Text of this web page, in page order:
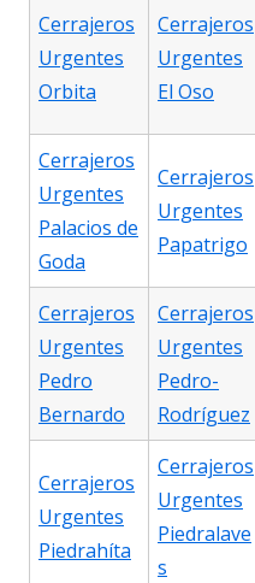
Cerrajeros
Urgentes
Orbita
Cerrajeros
Urgentes
El Oso
Cerrajeros
Urgentes
Palacios de
Goda
Cerrajeros
Urgentes
Papatrigo
Cerrajeros
Urgentes
Pedro
Bernardo
Cerrajeros
Urgentes
Pedro-
Rodríguez
Cerrajeros
Urgentes
Piedrahíta
Cerrajeros
Urgentes
Piedralave
s